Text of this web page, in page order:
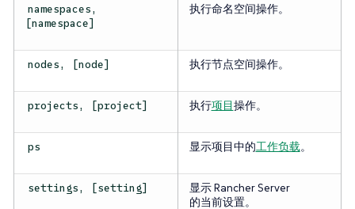
namespaces,
[namespace]
执行命名空间操作。
nodes, [node] 执行节点空间操作。
projects, [project] 执行项目操作。
ps 显示项目中的工作负载。
settings, [setting]
显示 Rancher Server
的当前设置。